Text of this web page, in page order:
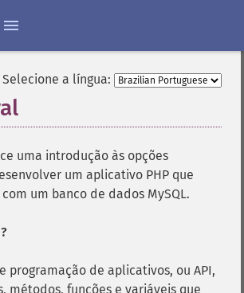
Selecione a língua:
uma introdução às opções
um aplicativo PHP que
um banco de dados MySQL.
programação de aplicativos, ou API,
métodos, funções e variáveis que